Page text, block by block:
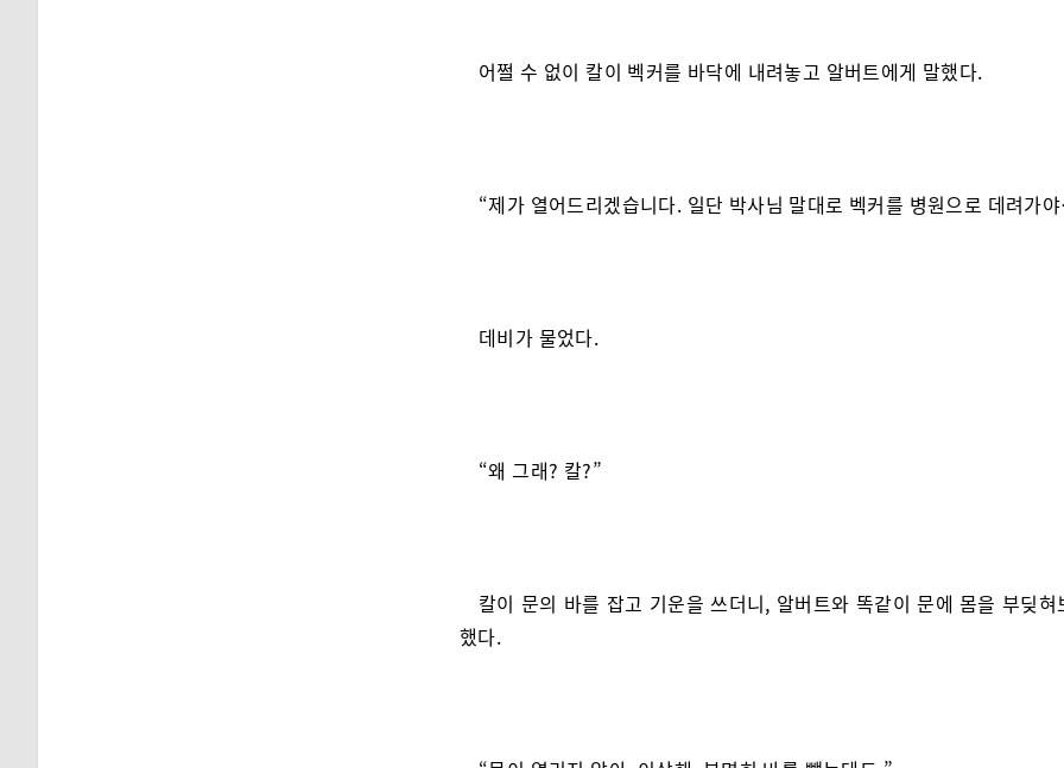
어쩔 수 없이 칼이 벡커를 바닥에 내려놓고 알버트에게 말했다.
“제가 열어드리겠습니다. 일단 박사님 말대로 벡커를 병원으로 데려가
데비가 물었다.
“왜 그래? 칼?”
칼이 문의 바를 잡고 기운을 쓰더니, 알버트와 똑같이 문에 몸을 부딪혀
했다.